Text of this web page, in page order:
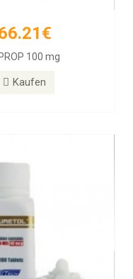
100 mg
Kaufen
40mg 100 Tabs